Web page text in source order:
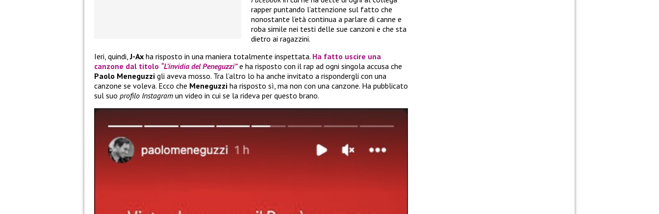
rapper puntando l’attenzione sul fatto che
nonostante l’età continua a parlare di canne e
roba simile nei testi delle sue canzoni e che sta
dietro ai ragazzini.
Ieri, quindi,J-Ax ha risposto in una maniera totalmente inspettata. Ha fatto uscire una
canzone dal titolo “L’invidia del Peneguzzi”e ha risposto con il rap ad ogni singola accusa che
Paolo Meneguzzi gli aveva mosso. Tra l’altro lo ha anche invitato a rispondergli con una
canzone se voleva. Ecco che Meneguzzi ha risposto sì, ma non con una canzone. Ha pubblicato
sul suo profilo Instagram un video in cui se la rideva per questo brano.